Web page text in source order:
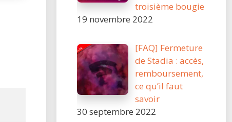
troisième bougie
19 novembre 2022
[FAQ] Fermeture
de Stadia : accès,
remboursement,
ce qu’il faut
savoir
30 septembre 2022